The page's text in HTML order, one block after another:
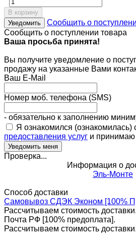
В корзину
Уведомить
Сообщить о
Сообщить о поступлении товара
Ваша просьба принята!
Вы получите уведомление о
продажу на указанные Вами
Ваш E-Mail
Номер моб. телефона (SMS)
- обязательно к заполнению
Я ознакомился (ознакомилась)
предоставления услуг и принимаю
Проверка...
Информация о
Эль-Монте
Способ доставки
Самовывоз СДЭК Эконом [100%
Рассчитываем стоимость
Почта РФ [100% предоплата].
Рассчитываем стоимость